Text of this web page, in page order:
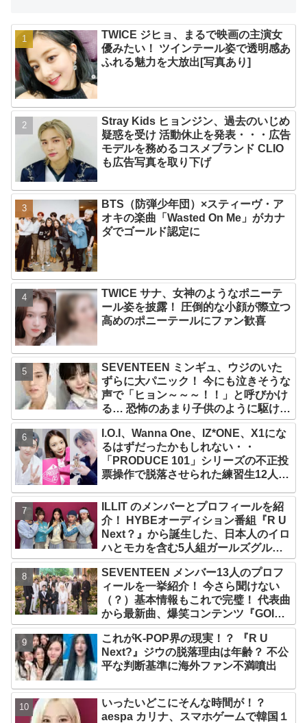
TWICE ジヒョ、まるで映画の主演女
優みたい！ ツインテール姿で透明感あ
ふれる魅力を大放出[写真あり]
Stray Kids ヒョンジン、過去のいじめ
疑惑を受け 活動休止を発表・・・広告
モデルを務めるコスメブランド CLIO
も広告写真を取り下げ
BTS（防弾少年団）×スティーヴ・ア
オキの楽曲「Wasted On Me」がカナ
ダでゴールド認定に
TWICE サナ、女神のようなポニーテ
ール姿を披露！ 圧倒的な小顔が際立つ
高めのポニーテールにファン歓喜
SEVENTEEN ミンギュ、ウジのいた
ずらに大パニック！ 今にも泣きそうな
声で「ヒョン～～～！！」と呼びかけ
る… 恐怖のあまり子供のように駆け出
す姿がかわいい
I.O.I、Wanna One、IZ*ONE、X1にな
るはずだったかもしれない・・
「PRODUCE 101」シリーズの不正投
票操作で脱落させられた練習生12人の
ILLIT のメンバーとプロフィールを紹
介！ HYBEオーディション番組『R U
Next？』から誕生した、日本人のイロ
ハとモカを含む5人組ガールズグルー
プ！ デビュー曲「Magnetic」がいき
なりの大ヒット
SEVENTEEN メンバー13人のプロフ
ィールを一挙紹介！ 今さら聞けない
（？）基本情報もこれで完璧！ 代表曲
から最新曲、爆笑コンテンツ『GOING
SEVENTEEN』まで・・VERY NICE
な魅力が満載
これがK-POP界の現実！？ 『R U
Next?』ジウの脱落理由は年齢？ 不公
平な判断基準に海外ファン不満噴出
いったいどこにそんな時間が！？
aespa カリナ、スマホゲームで韓国１